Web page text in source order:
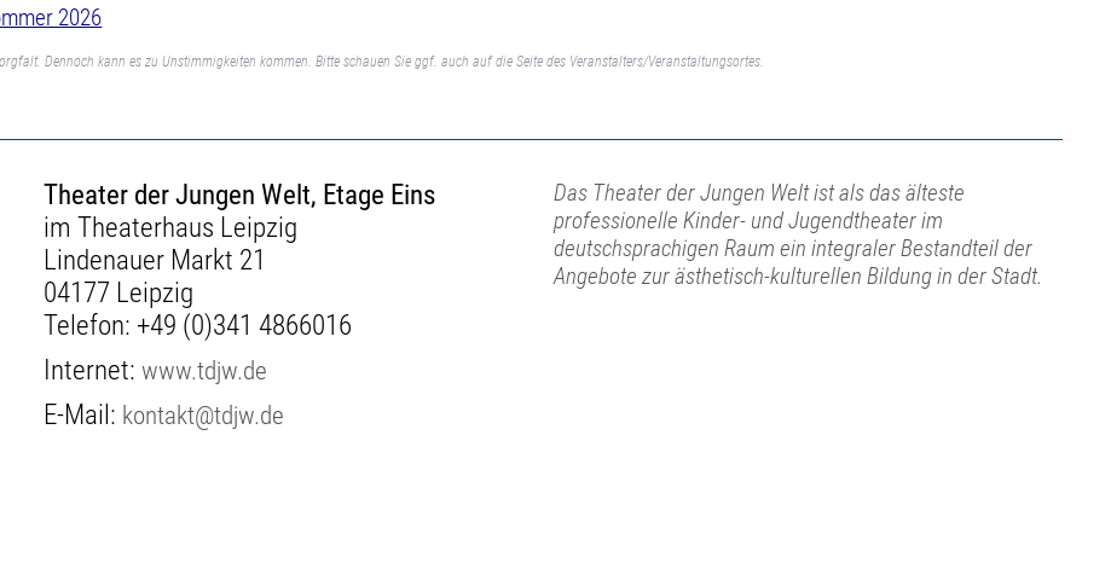
2026
Dennoch kann es zu Unstimmigkeiten kommen. Bitte schauen Sie ggf. auch auf die Seite des Veranstalters/Veranstaltungsortes.
Theater der Jungen Welt, Etage Eins
im Theaterhaus Leipzig
Lindenauer Markt 21
04177 Leipzig
Telefon: +49 (0)341 4866016
Internet:www.tdjw.de
E-Mail: kontakt@tdjw.de
Das Theater der Jungen Welt ist als das älteste
professionelle Kinder- und Jugendtheater im
deutschsprachigen Raum ein integraler Bestandteil der
Angebote zur ästhetisch-kulturellen Bildung in der Stadt.